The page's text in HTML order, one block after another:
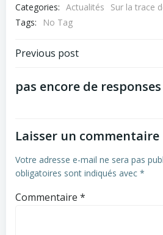
Categories: Actualités
Sur la trace
Tags:
No Tag
Post
navigation
Previous post
pas encore de responses
Laisser un commentaire
Votre adresse e-mail ne sera pas
obligatoires sont indiqués avec *
Commentaire *